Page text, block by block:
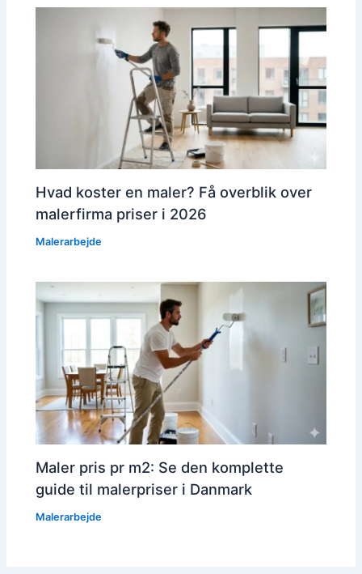
Hvad koster en maler? Få overblik over
malerfirma priser i 2026
Malerarbejde
Maler pris pr m2: Se den komplette
guide til malerpriser i Danmark
Malerarbejde